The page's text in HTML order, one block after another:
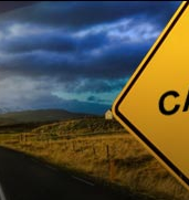
tảng giao dịch Metatrader
Dành cho đối tác